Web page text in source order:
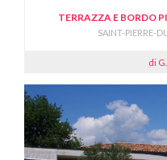
TERRAZZA E BORDO
SAINT-PIERRE-
di